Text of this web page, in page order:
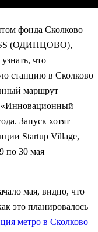
фонда Сколково
(ОДИНЦОВО),
что
станцию в Сколково
маршрут
Запуск хотят
Startup Village,
по 30 мая
мая, видно, что
это планировалось
метро в Сколково